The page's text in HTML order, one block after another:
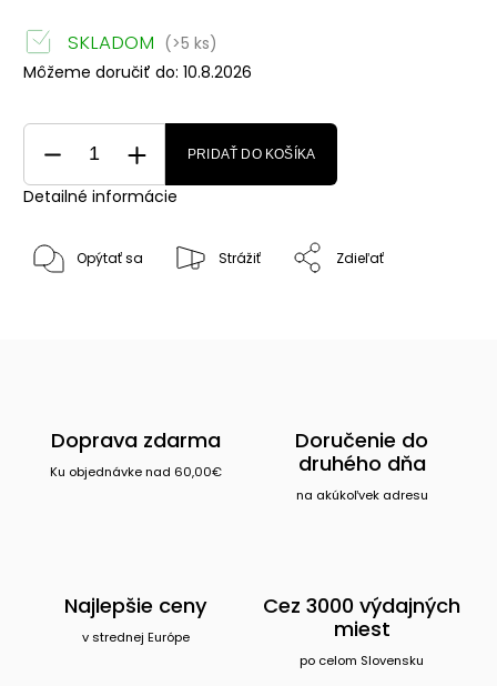
SKLADOM (>5 ks)
Môžeme doručiť do: 10.8.2026
PRIDAŤ DO KOŠÍKA
Detailné informácie
Opýtať sa Strážiť Zdieľať
Doprava zdarma
Ku objednávke nad 60,00€
Doručenie do
druhého dňa
na akúkoľvek adresu
Najlepšie ceny
v strednej Európe
Cez 3000 výdajných
miest
po celom Slovensku